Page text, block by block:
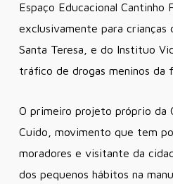
Espaço Educacional Cantinho
exclusivamente para crianças
Santa Teresa, e do Instituo
tráfico de drogas meninos da
O primeiro projeto próprio da
Cuido, movimento que tem
moradores e visitante da
dos pequenos hábitos na